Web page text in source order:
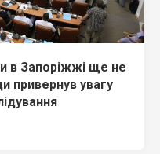
в Запоріжжі ще не
привернув увагу